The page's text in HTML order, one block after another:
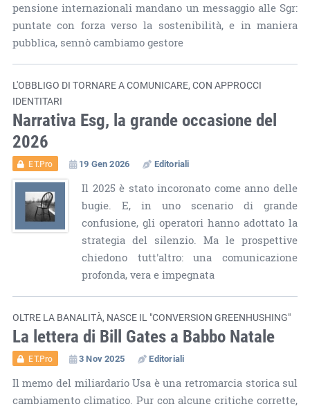
pensione internazionali mandano un messaggio alle Sgr:
puntate con forza verso la sostenibilità, e in maniera
pubblica, sennò cambiamo gestore
L'OBBLIGO DI TORNARE A COMUNICARE, CON APPROCCI
IDENTITARI
Narrativa Esg, la grande occasione del
2026
ET.Pro 19 Gen 2026 Editoriali
Il 2025 è stato incoronato come anno delle
bugie. E, in uno scenario di grande
confusione, gli operatori hanno adottato la
strategia del silenzio. Ma le prospettive
chiedono tutt'altro: una comunicazione
profonda, vera e impegnata
OLTRE LA BANALITÀ, NASCE IL "CONVERSION GREENHUSHING"
La lettera di Bill Gates a Babbo Natale
ET.Pro 3 Nov 2025 Editoriali
Il memo del miliardario Usa è una retromarcia storica sul
cambiamento climatico. Pur con alcune critiche corrette,